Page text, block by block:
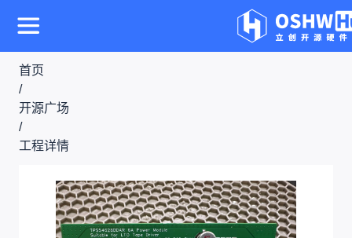
首页
/
开源广场
/
工程详情